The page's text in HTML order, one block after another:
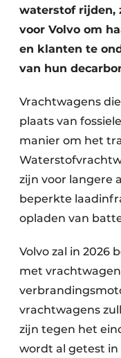
waterstof rijden,
voor Volvo om
en klanten te
van hun
Vrachtwagens
plaats van
manier om het
zijn voor langere
beperkte
opladen van
Volvo zal in 2026
met
vrachtwagens
zijn tegen het
wordt al getest